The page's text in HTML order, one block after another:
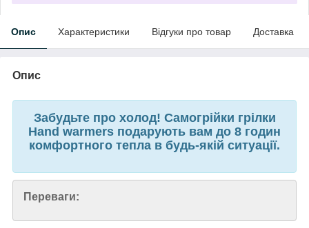
Опис Характеристики Відгуки про товар Доставка
Опис
Забудьте про холод! Самогрійки грілки
Hand warmers подарують вам до 8 годин
комфортного тепла в будь-якій ситуації.
Переваги: